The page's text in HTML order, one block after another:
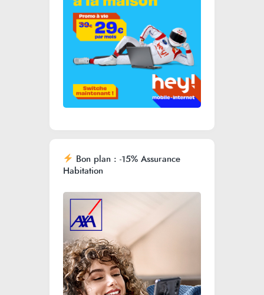
Bon plan : -15% Assurance
Habitation